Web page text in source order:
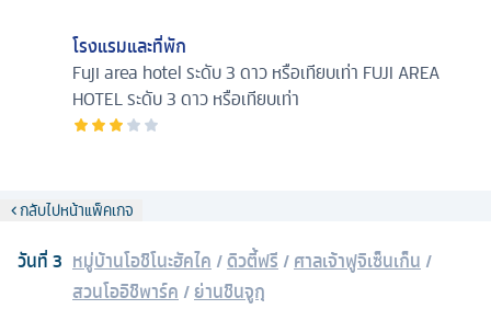
โรงแรมและที่พัก
Fuji area hotel ระดับ 3 ดาว หรือเทียบเท่า FUJI AREA
HOTEL ระดับ 3 ดาว หรือเทียบเท่า
กลับไปหน้าแพ็คเกจ
วันที่3 หมู่บ้านโอชิโนะฮัคไค /ดิวตี้ฟรี /ศาลเจ้าฟูจิเซ็นเก็น /
สวนโออิชิพาร์ค /ย่านชินจูกุ